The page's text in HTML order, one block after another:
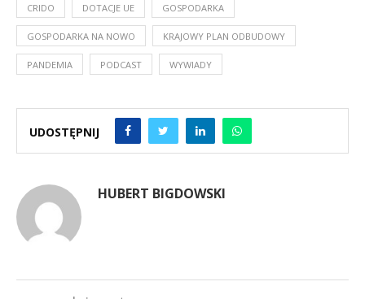
CRIDO DOTACJE UE GOSPODARKA
GOSPODARKA NA NOWO KRAJOWY PLAN ODBUDOWY
PANDEMIA PODCAST WYWIADY
UDOSTĘPNIJ
HUBERT BIGDOWSKI